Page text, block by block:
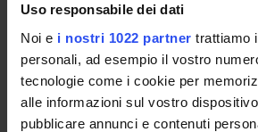
Uso responsabile dei dati
Noi e i nostri 1022 partner trattiamo
personali, ad esempio il vostro
tecnologie come i cookie per
alle informazioni sul vostro
pubblicare annunci e contenuti
Luoghi
Calendario